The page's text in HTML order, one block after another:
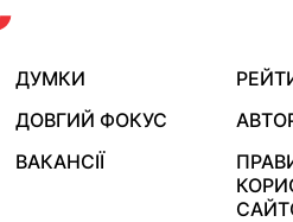
ДУМКИ
ДОВГИЙ ФОКУС
ВАКАНСІЇ